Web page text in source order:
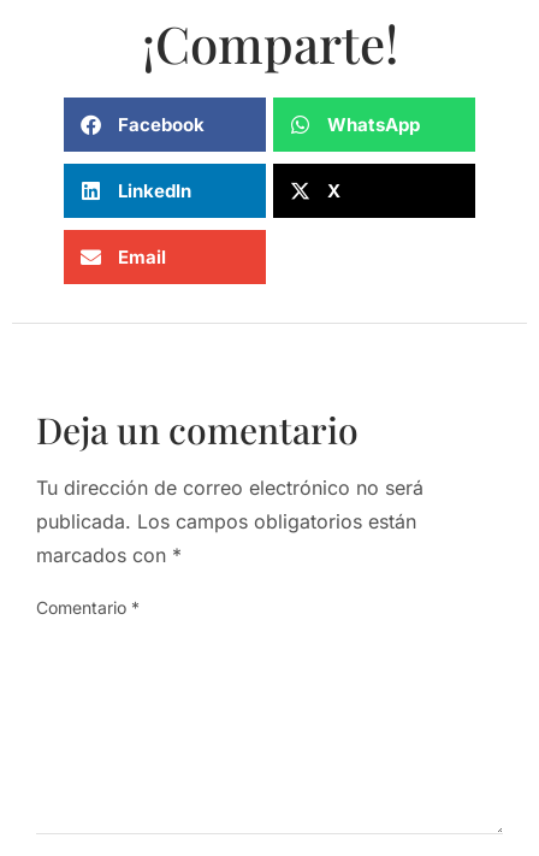
¡Comparte!
Facebook WhatsApp
LinkedIn X
Email
Deja un comentario
Tu dirección de correo electrónico no será
publicada. Los campos obligatorios están
marcados con *
Comentario *